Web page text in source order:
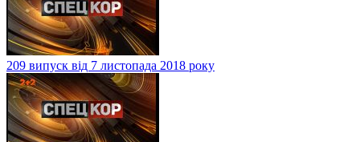
209 випуск від 7 листопада 2018 року